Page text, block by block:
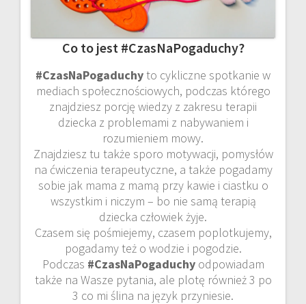
Co to jest #CzasNaPogaduchy?
#CzasNaPogaduchyto cykliczne spotkanie w
mediach społecznościowych, podczas którego
znajdziesz porcję wiedzy z zakresu terapii
dziecka z problemami z nabywaniem i
rozumieniem mowy.
Znajdziesz tu także sporo motywacji, pomysłów
na ćwiczenia terapeutyczne, a także pogadamy
sobie jak mama z mamą przy kawie i ciastku o
wszystkim i niczym – bo nie samą terapią
dziecka człowiek żyje.
Czasem się pośmiejemy, czasem poplotkujemy,
pogadamy też o wodzie i pogodzie.
Podczas #CzasNaPogaduchyodpowiadam
także na Wasze pytania, ale plotę również 3 po
3 co mi ślina na język przyniesie.